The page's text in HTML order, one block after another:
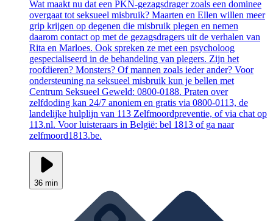
Wat maakt nu dat een PKN-gezagsdrager zoals een dominee
overgaat tot seksueel misbruik? Maarten en Ellen willen meer
grip krijgen op degenen die misbruik plegen en nemen
daarom contact op met de gezagsdragers uit de verhalen van
Rita en Marloes. Ook spreken ze met een psycholoog
gespecialiseerd in de behandeling van plegers. Zijn het
roofdieren? Monsters? Of mannen zoals ieder ander? Voor
ondersteuning na seksueel misbruik kun je bellen met
Centrum Seksueel Geweld: 0800-0188. Praten over
zelfdoding kan 24/7 anoniem en gratis via 0800-0113, de
landelijke hulplijn van 113 Zelfmoordpreventie, of via chat op
113.nl. Voor luisteraars in België: bel 1813 of ga naar
zelfmoord1813.be.
36 min